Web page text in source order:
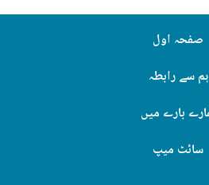
صفحہ اول
ہم سے رابطہ
بارے میں
سائٹ میپ